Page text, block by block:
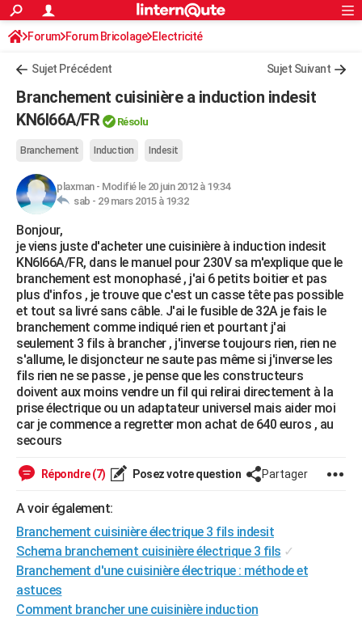
ACTUALITÉS
Politique
Société
Faits Divers
Education
Monde
Villes
+
Programme TV
TNTStreaming
Cinéma
Sorties cinéma
Musique
+FINANCE
Retraite
Impôts
Epargne
Immobilier
Risques naturels par ville
Banque
Assurance
Crédit
AUTO
Essais
Réserver un essai
Citadines
Berlines
SUV
Forum auto
HIGH-TECH
Mobiles
Meilleur smartphone
Internet
Ordinateurs
Jeux vidéo
Guide high-tech
BRICOLAGE
Forum
Aménagement intérieur
Extérieur
Cuisine
Salle de bains
Jardinage
Rangement
WEEK-END
Guides de France
Escapades
Patrimoine
Expositions
Musées
Week-end nature
LIFESTYLE
Art de vivre
Bien-être
Loisirs
Mode
Modes de vie
SANTE
Alimentation
Guide de la santé
Maladies
Médicaments
Sommeil
VOYAGE
Destinations
City break
Voyage nature
Voyage de noces
Forum
Climat
+PHOTO
GUIDES D'ACHAT
BONS PLANS
CARTE DE VOEUX
Carte de Noël
Carte Bonne année
Carte Saint-Valentin
Carte Pâques
Carte d'anniversaire
DICTIONNAIRE
Dictionnaire
Biographies
Citations
Expressions
Proverbes
PROGRAMME TV
COPAINS D'AVANT
S'inscrire
Se connecter
Lycées
Collèges
Primaires
Universités
Entreprises
Service militaire
Avis de recherche
AVIS DE DÉCÈS
S'inscrire
Connexion
Forum Forum Bricolage Electricité
Sujet Précédent Sujet Suivant
Branchement cuisinière a induction indesit
KN6I66A/FR
Résolu
Branchement Induction Indesit
plaxman- Modifié le 20 juin 2012 à 19:34
sab - 29 mars 2015 à 19:32
Bonjour,
je viens juste d'acheter une cuisinière à induction indesit
KN6I66A/FR, dans le manuel pour 230V sa m'explique que le
branchement est monophasé , j'ai 6 petits boitier et pas
plus d'infos , je trouve que c'est un casse tête pas possible
et tout sa livré sans câble. J'ai le fusible de 32A je fais le
branchement comme indiqué rien et pourtant j'ai
seulement 3 fils à brancher , j'inverse toujours rien, rien ne
s'allume, le disjoncteur ne saute pas même si j'inverse les
fils rien ne se passe , je pense que les constructeurs
doivent aux moins vendre un fil qui relirai directement à la
prise électrique ou un adaptateur universel mais aider moi
car je commence a regretter mon achat de 640 euros , au
secours
Répondre (7) Posez votre question Partager
A voir également:
Branchement cuisinière électrique 3 fils indesit
Schema branchement cuisinière électrique 3 fils ✓
Branchement d'une cuisinière électrique : méthode et
astuces
Comment brancher une cuisinière induction